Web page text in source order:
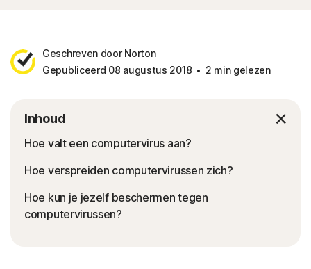
Geschreven door Norton
Gepubliceerd 08 augustus 2018
2 min gelezen
Inhoud
Hoe valt een computervirus aan?
Hoe verspreiden computervirussen zich?
Hoe kun je jezelf beschermen tegen
computervirussen?